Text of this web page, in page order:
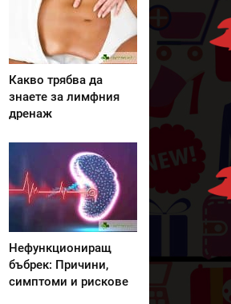
Какво трябва да
знаете за лимфния
дренаж
Нефункциониращ
бъбрек: Причини,
симптоми и рискове